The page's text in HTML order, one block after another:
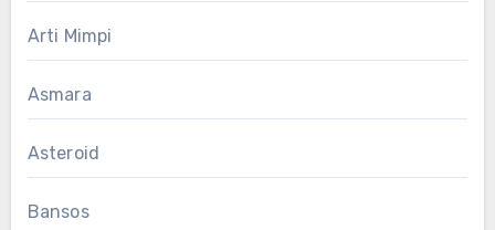
Arti Mimpi
Asmara
Asteroid
Bansos